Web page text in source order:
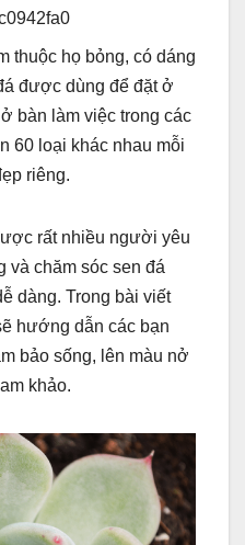
thuộc họ bỏng, có dáng
được dùng để đặt ở
bàn làm việc trong các
60 loại khác nhau mỗi
riêng.
rất nhiều người yêu
và chăm sóc sen đá
dàng. Trong bài viết
hướng dẫn các bạn
bảo sống, lên màu nở
khảo.